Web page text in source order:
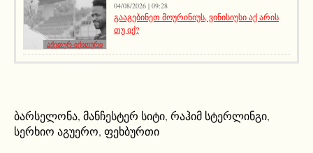
აქეთურ-იქითური
04/08/2026 | 09:28
გააგებინეთ მოურინიუს, ვინისიუსი აქ არის
თუ იქ?
ბარსელონა, მანჩესტერ სიტი, რაჰიმ სტერლინგი,
სერხიო აგუერო, ფეხბურთი